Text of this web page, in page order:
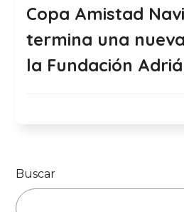
Copa Amistad
termina una
la Fundación
Buscar